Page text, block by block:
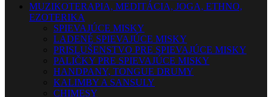
MUZIKOTERAPIA, MEDITÁCIA, JOGA, ETHNO,
EZOTERIKA
SPIEVAJÚCE MISKY
LADENÉ SPIEVAJÚCE MISKY
PRISLUŠENSTVO PRE SPIEVAJÚCE MISKY
PALIČKY PRE SPIEVAJÚCE MISKY
HANDPANY, TONGUE DRUMY
KALIMBY A SANSULY
CHIMESY